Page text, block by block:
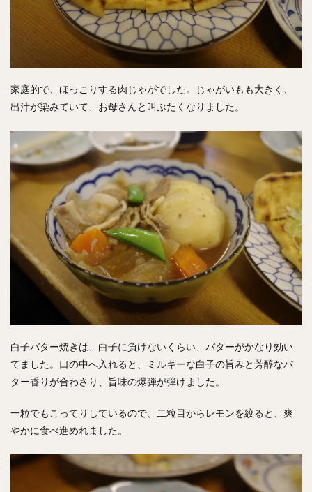
家庭的で、ほっこりする肉じゃがでした。じゃがいもも大きく、
出汁が染みていて、お母さんと叫ぶたくなりました。
白子バター焼きは、白子に負けないくらい、バターがかなり効い
てました。口の中へ入れると、ミルキーな白子の旨みと芳醇なバ
ター香りが合わさり、旨味の爆弾が弾けました。
一粒でもこってりしているので、二粒目からレモンを絞ると、爽
やかに食べ進めれました。